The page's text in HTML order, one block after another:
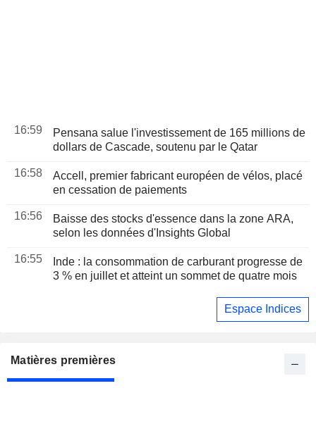
16:59
Pensana salue l'investissement de 165 millions de
dollars de Cascade, soutenu par le Qatar
16:58
Accell, premier fabricant européen de vélos, placé
en cessation de paiements
16:56
Baisse des stocks d'essence dans la zone ARA,
selon les données d'Insights Global
16:55
Inde : la consommation de carburant progresse de
3 % en juillet et atteint un sommet de quatre mois
Espace Indices
Matières premières